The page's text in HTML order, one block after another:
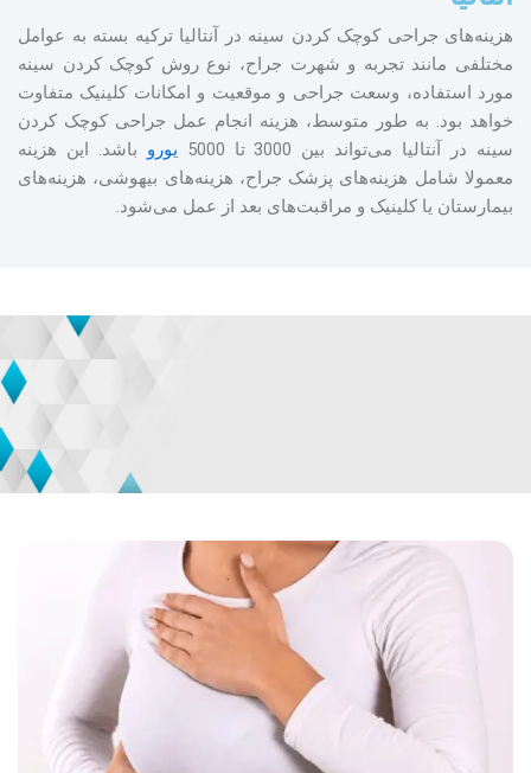
هزینه‌های جراحی کوچک کردن سینه در آنتالیا ترکیه بسته به عوامل
مختلفی مانند تجربه و شهرت جراح، نوع روش کوچک کردن سینه
مورد استفاده، وسعت جراحی و موقعیت و امکانات کلینیک متفاوت
خواهد بود. به طور متوسط، هزینه انجام عمل جراحی کوچک کردن
سینه در آنتالیا می‌تواند بین 3000 تا 5000
یورو باشد. این هزینه
معمولا شامل هزینه‌های پزشک جراح، هزینه‌های بی‎هوشی، هزینه‌های
بیمارستان یا کلینیک و مراقبت‌های بعد از عمل می‌شود.